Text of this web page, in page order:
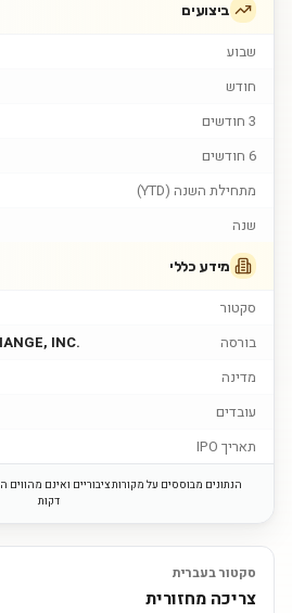
ביצועים
שבוע
חודש
3 חודשים
6 חודשים
מתחילת השנה (YTD)
שנה
מידע כללי
סקטור
בורסה
INC.
מדינה
עובדים
תאריך IPO
דקות
סקטור בעברית
צריכה מחזורית